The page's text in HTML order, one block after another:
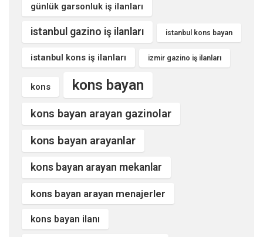
günlük garsonluk iş ilanları
istanbul gazino iş ilanları istanbul kons bayan
istanbul kons iş ilanları izmir gazino iş ilanları
kons kons bayan
kons bayan arayan gazinolar
kons bayan arayanlar
kons bayan arayan mekanlar
kons bayan arayan menajerler
kons bayan ilanı